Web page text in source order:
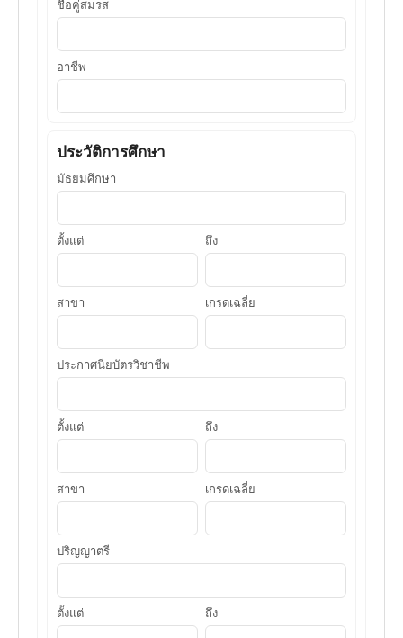
ชื่อคู่สมรส
อาชีพ
ประวัติการศึกษา
มัธยมศึกษา
ตั้งแต่ ถึง
สาขา เกรดเฉลี่ย
ประกาศนียบัตรวิชาชีพ
ตั้งแต่ ถึง
สาขา เกรดเฉลี่ย
ปริญญาตรี
ตั้งแต่ ถึง